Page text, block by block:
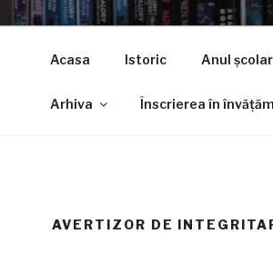
Acasa Istoric Anul
Arhiva Înscrierea în
AVERTIZOR DE